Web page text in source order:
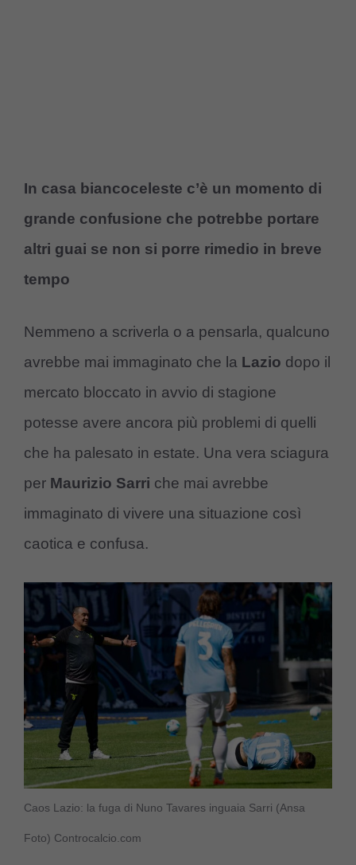
In casa biancoceleste c’è un momento di
grande confusione che potrebbe portare
altri guai se non si porre rimedio in breve
tempo
Nemmeno a scriverla o a pensarla, qualcuno
avrebbe mai immaginato che la Lazio dopo il
mercato bloccato in avvio di stagione
potesse avere ancora più problemi di quelli
che ha palesato in estate. Una vera sciagura
per Maurizio Sarri che mai avrebbe
immaginato di vivere una situazione così
caotica e confusa.
Caos Lazio: la fuga di Nuno Tavares inguaia Sarri (Ansa
Foto) Controcalcio.com